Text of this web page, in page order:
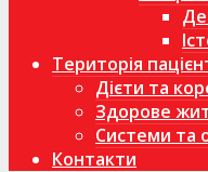
Територія
Дієти та
Здорове
Системи та
Контакти